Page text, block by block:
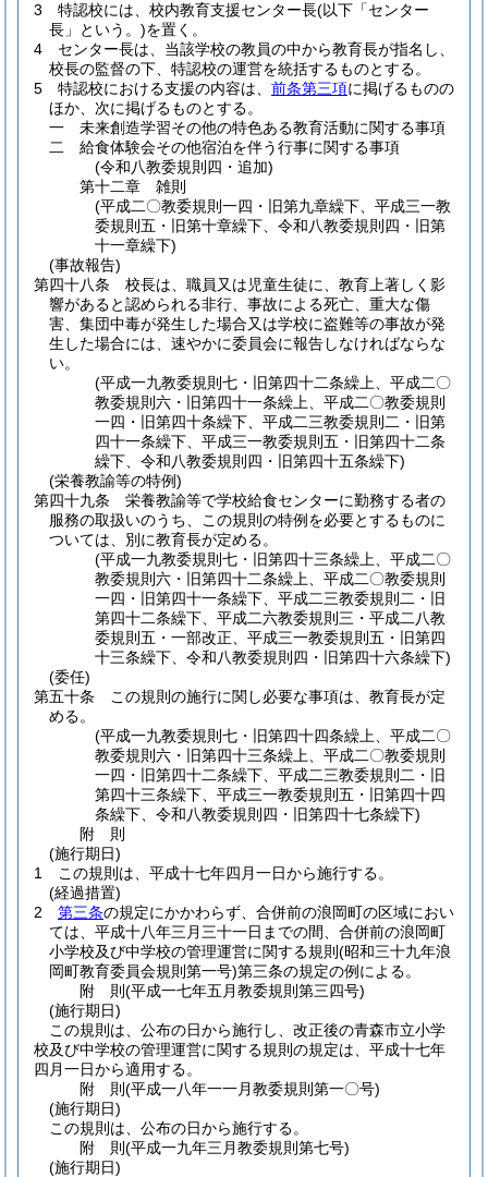
3
特認校には、校内教育支援センター長(以下「センター
長」という。)を置く。
4
センター長は、当該学校の教員の中から教育長が指名し、
校長の監督の下、特認校の運営を統括するものとする。
5
特認校における支援の内容は、 前条第三項に掲げるものの
ほか、次に掲げるものとする。
一
未来創造学習その他の特色ある教育活動に関する事項
二
給食体験会その他宿泊を伴う行事に関する事項
(令和八教委規則四・追加)
第十二章
雑則
(平成二〇教委規則一四・旧第九章繰下、平成三一教
委規則五・旧第十章繰下、令和八教委規則四・旧第
十一章繰下)
(事故報告)
第四十八条
校長は、職員又は児童生徒に、教育上著しく影
響があると認められる非行、事故による死亡、重大な傷
害、集団中毒が発生した場合又は学校に盗難等の事故が発
生した場合には、速やかに委員会に報告しなければならな
い。
(平成一九教委規則七・旧第四十二条繰上、平成二〇
教委規則六・旧第四十一条繰上、平成二〇教委規則
一四・旧第四十条繰下、平成二三教委規則二・旧第
四十一条繰下、平成三一教委規則五・旧第四十二条
繰下、令和八教委規則四・旧第四十五条繰下)
(栄養教諭等の特例)
第四十九条
栄養教諭等で学校給食センターに勤務する者の
服務の取扱いのうち、この規則の特例を必要とするものに
ついては、別に教育長が定める。
(平成一九教委規則七・旧第四十三条繰上、平成二〇
教委規則六・旧第四十二条繰上、平成二〇教委規則
一四・旧第四十一条繰下、平成二三教委規則二・旧
第四十二条繰下、平成二六教委規則三・平成二八教
委規則五・一部改正、平成三一教委規則五・旧第四
十三条繰下、令和八教委規則四・旧第四十六条繰下)
(委任)
第五十条
この規則の施行に関し必要な事項は、教育長が定
める。
(平成一九教委規則七・旧第四十四条繰上、平成二〇
教委規則六・旧第四十三条繰上、平成二〇教委規則
一四・旧第四十二条繰下、平成二三教委規則二・旧
第四十三条繰下、平成三一教委規則五・旧第四十四
条繰下、令和八教委規則四・旧第四十七条繰下)
附 則
(施行期日)
1
この規則は、平成十七年四月一日から施行する。
(経過措置)
2
第三条の規定にかかわらず、合併前の浪岡町の区域におい
ては、平成十八年三月三十一日までの間、合併前の浪岡町
小学校及び中学校の管理運営に関する規則 (昭和三十九年浪
岡町教育委員会規則第一号)第三条の規定の例による。
附 則(平成一七年五月教委規則第三四号)
(施行期日)
この規則は、公布の日から施行し、改正後の青森市立小学
校及び中学校の管理運営に関する規則の規定は、平成十七年
四月一日から適用する。
附 則(平成一八年一一月教委規則第一〇号)
(施行期日)
この規則は、公布の日から施行する。
附 則(平成一九年三月教委規則第七号)
(施行期日)